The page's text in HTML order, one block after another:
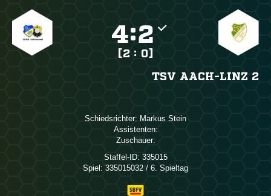
:
[2 : 0]
TSV AACH-LINZ 2
Schiedsrichter:  
Assistenten:
Zuschauer:
Staffel-ID: 335015
Spiel: 335015032 / 6. Spieltag